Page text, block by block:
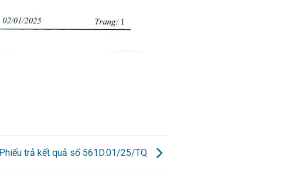
Phiếu trả kết quả số 561D.01/25/TQ